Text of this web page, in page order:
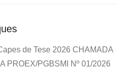
de Tese 2026 CHAMADA
PROEX/PGBSMI Nº 01/2026